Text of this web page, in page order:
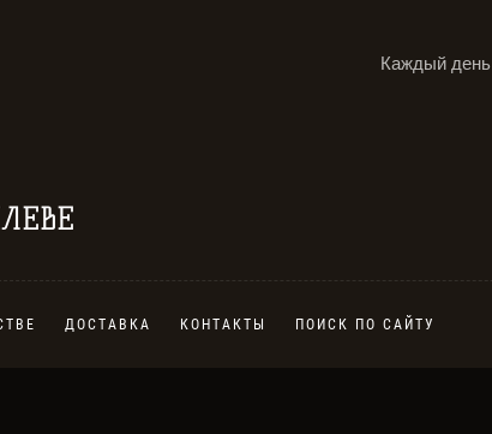
Каждый день
ДОСТАВКА КОНТАКТЫ ПОИСК ПО САЙТУ